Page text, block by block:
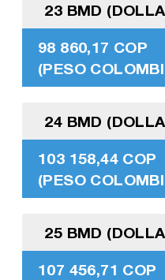
23 BMD
98 860,17 COP
(PESO
24 BMD
103 158,44 COP
(PESO
25 BMD
107 456,71 COP